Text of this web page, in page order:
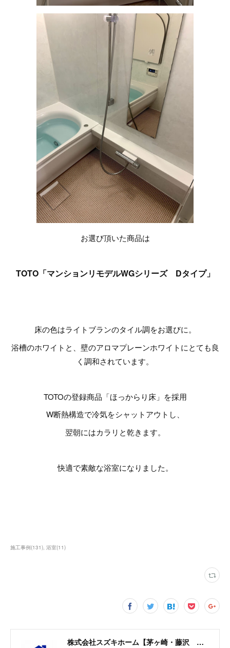
お選び頂いた商品は
TOTO「マンションリモデルWGシリーズ Dタイプ」
床の色はライトブランのタイル調をお選びに。
浴槽のホワイトと、壁のアロマプレーンホワイトにとても良
く調和されています。
TOTOの登録商品「ほっからり床」を採用
W断熱構造で冷気をシャットアウトし、
翌朝にはカラリと乾きます。
快適で素敵な浴室になりました。
施工事例(131) 浴室(11)
株式会社スズキホーム【茅ヶ崎・藤沢 湘南エリアのリフォーム】